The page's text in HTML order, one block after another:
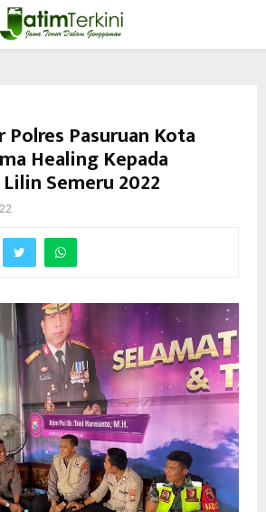
Pasuruan Kota
Healing Kepada
Semeru 2022